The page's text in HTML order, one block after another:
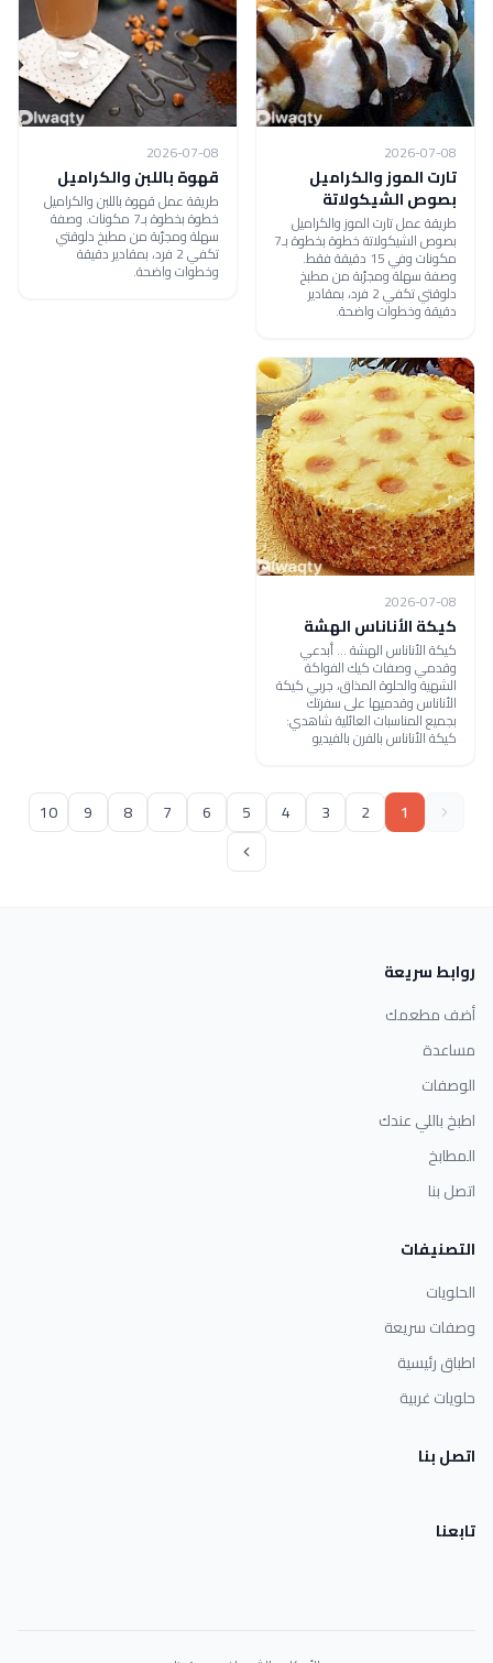
2026-07-08
تارت الموز والكراميل
بصوص الشيكولاتة
طريقة عمل تارت الموز والكراميل
بصوص الشيكولاتة خطوة بخطوة بـ7
مكونات وفي 15 دقيقة فقط.
وصفة سهلة ومجرّبة من مطبخ
دلوقتي تكفي 2 فرد، بمقادير
دقيقة وخطوات واضحة.
2026-07-08
قهوة باللبن والكراميل
طريقة عمل قهوة باللبن والكراميل
خطوة بخطوة بـ7 مكونات. وصفة
سهلة ومجرّبة من مطبخ دلوقتي
تكفي 2 فرد، بمقادير دقيقة
وخطوات واضحة.
2026-07-08
كيكة الأناناس الهشة
كيكة الأناناس الهشة ... أبدعي
وقدمي وصفات كيك الفواكة
الشهية والحلوة المذاق، جربي كيكة
الأناناس وقدميها على سفرتك
بجميع المناسبات العائلية شاهدي:
كيكة الأناناس بالفرن بالفيديو
1
2
3
4
5
6
7
8
9
10
روابط سريعة
أضف مطعمك
مساعدة
الوصفات
اطبخ باللي عندك
المطابخ
اتصل بنا
التصنيفات
الحلويات
وصفات سريعة
اطباق رئيسية
حلويات غربية
اتصل بنا
تابعنا